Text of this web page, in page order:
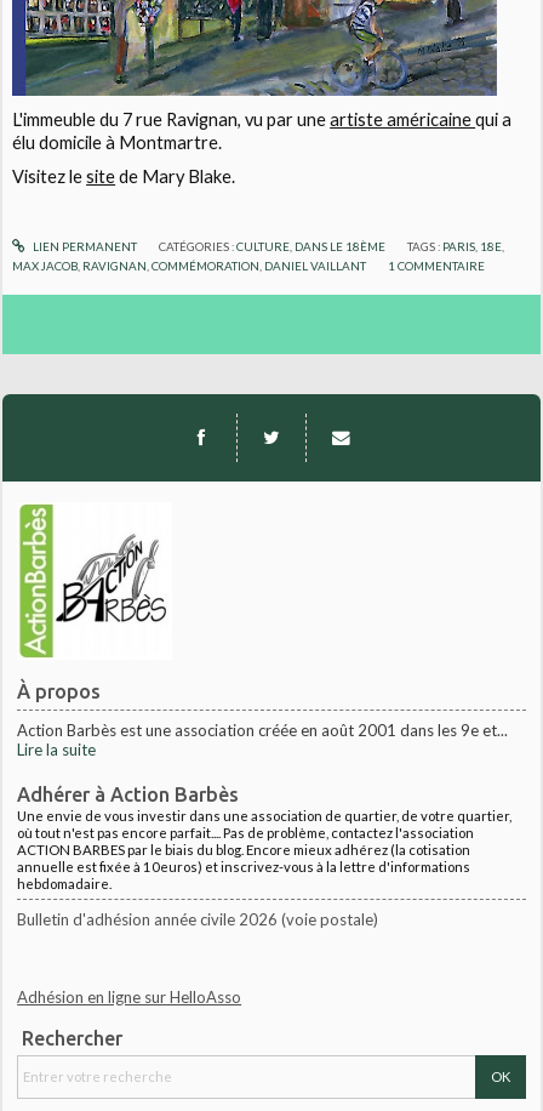
À propos
Action Barbès est une association créée en août 2001 dans les 9e et...
Lire la suite
Adhérer à Action Barbès
Une envie de vous investir dans une association de quartier, de votre quartier,
où tout n'est pas encore parfait.... Pas de problème, contactez l'association
ACTION BARBES par le biais du blog. Encore mieux adhérez (la cotisation
annuelle est fixée à 10euros) et inscrivez-vous à la lettre d'informations
hebdomadaire.
Bulletin d'adhésion année civile 2026 (voie postale)
Adhésion en ligne sur HelloAsso
Rechercher
L'immeuble du 7 rue Ravignan, vu par uneartiste américainequi a
élu domicile à Montmartre.
Visitez lesitede Mary Blake.
LIEN PERMANENT CATÉGORIES :CULTURE, DANS LE 18ÈME TAGS : PARIS 18E
MAX JACOB RAVIGNAN ,COMMÉMORATION DANIEL VAILLANT 1 COMMENTAIRE